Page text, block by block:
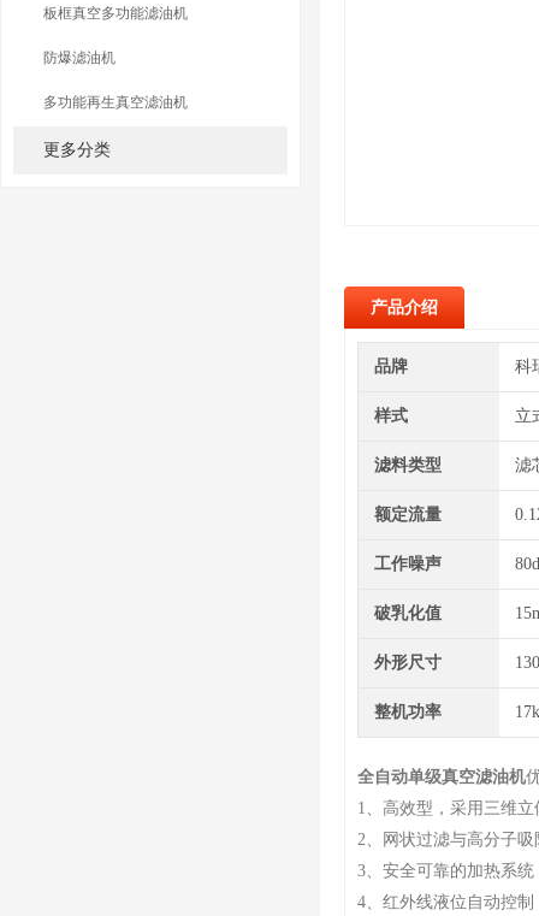
板框真空多功能滤油机
防爆滤油机
多功能再生真空滤油机
更多分类
产品介绍
品牌 科
样式 立
滤料类型 滤
额定流量
工作噪声
破乳化值
外形尺寸
整机功率
全自动单级真空滤油机
1、高效型，采用三维
2、网状过滤与高分子
3、安全可靠的加热系
4、红外线液位自动控